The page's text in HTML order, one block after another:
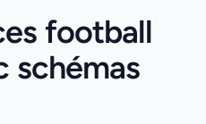
football
schémas